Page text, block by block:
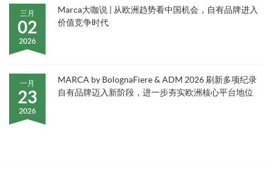
三月
02
2026
Marca大咖说 | 从欧洲趋势看中国机会，自有品牌进入
价值竞争时代
一月
23
2026
MARCA by BolognaFiere & ADM 2026 刷新多项纪录
自有品牌迈入新阶段，进一步夯实欧洲核心平台地位